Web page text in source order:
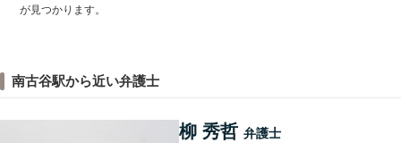
が見つかります。
南古谷駅から近い弁護士
柳 秀哲 弁護士